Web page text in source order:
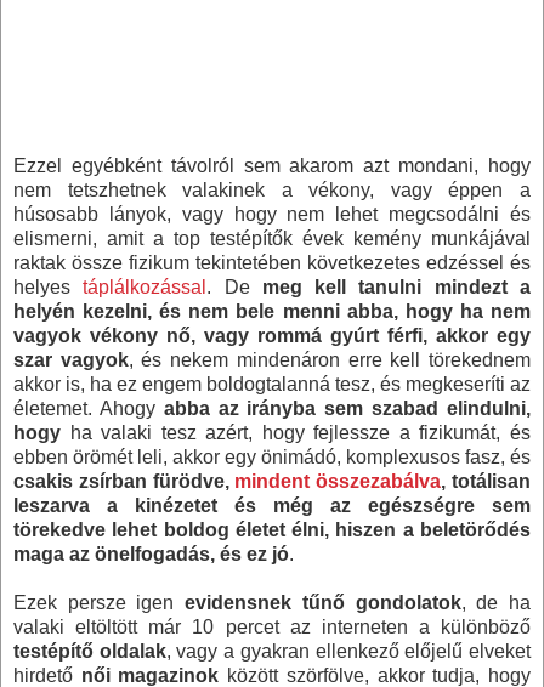
Ezzel egyébként távolról sem akarom azt mondani, hogy
nem tetszhetnek valakinek a vékony, vagy éppen a
húsosabb lányok, vagy hogy nem lehet megcsodálni és
elismerni, amit a top testépítők évek kemény munkájával
raktak össze fizikum tekintetében következetes edzéssel és
helyestáplálkozással . De meg kell tanulni mindezt a
helyén kezelni, és nem bele menni abba, hogy ha nem
vagyok vékony nő, vagy rommá gyúrt férfi, akkor egy
szar vagyok, és nekem mindenáron erre kell törekednem
akkor is, ha ez engem boldogtalanná tesz, és megkeseríti az
életemet. Ahogy abba az irányba sem szabad elindulni,
hogy ha valaki tesz azért, hogy fejlessze a fizikumát, és
ebben örömét leli, akkor egy önimádó, komplexusos fasz, és
csakis zsírban fürödve, mindent összezabálva, totálisan
leszarva a kinézetet és még az egészségre sem
törekedve lehet boldog életet élni, hiszen a beletörődés
maga az önelfogadás, és ez jó.
Ezek persze igenevidensnek tűnő gondolatok, de ha
valaki eltöltött már 10 percet az interneten a különböző
testépítő oldalak, vagy a gyakran ellenkező előjelű elveket
hirdető női magazinok között szörfölve, akkor tudja, hogy